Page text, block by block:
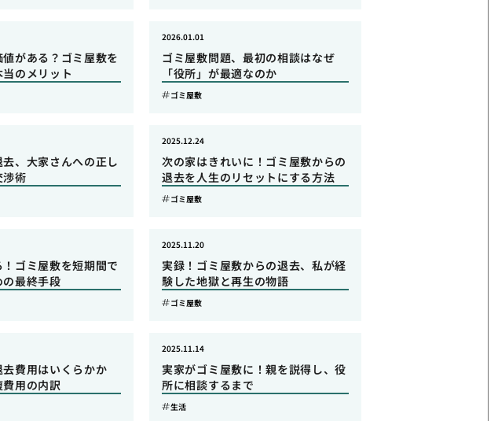
がある？ゴミ屋敷を
のメリット
ゴミ屋敷問題、最初の相談はなぜ
「役所」が最適なのか
2026.01.01
ゴミ屋敷
、大家さんへの正し
渉術
次の家はきれいに！ゴミ屋敷からの
退去を人生のリセットにする方法
2025.12.24
ゴミ屋敷
ゴミ屋敷を短期間で
最終手段
実録！ゴミ屋敷からの退去、私が経
験した地獄と再生の物語
2025.11.20
ゴミ屋敷
費用はいくらかか
用の内訳
実家がゴミ屋敷に！親を説得し、役
所に相談するまで
2025.11.14
生活